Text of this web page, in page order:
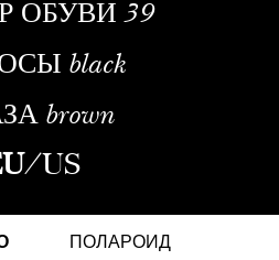
ОБУВИ 39
black
brown
/US
ПОЛАРОИД